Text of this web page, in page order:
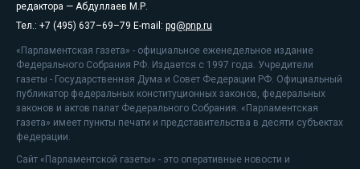
редактора — Абдуллаев М.Р.
Тел.: +7 (495) 637–69–79 E-mail: pg@pnp.ru
«Парламентская газета» - официальное еженедельное издание
Федерального Собрания РФ. Издается с 1997 года. Учредители
газеты - Государственная Дума и Совет Федерации РФ. Официальный
публикатор федеральных конституционных законов, федеральных
законов и актов палат Федерального Собрания. «Парламентская
газета» имеет пункты печати и представительства в десяти субъектах
федерации.
Сайт «Парламентской газеты» - это оперативные новости и